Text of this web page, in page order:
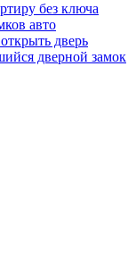
без ключа
авто
дверь
дверной замок